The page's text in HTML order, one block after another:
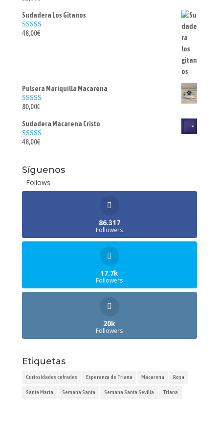
Sudadera Los Gitanos
Valorado con
48,00€
Pulsera Mariquilla Macarena
Valorado con
80,00€
Sudadera Macarena Cristo
Valorado con
48,00€
Síguenos
Follows
86.317
Followers
17.7k
Followers
20k
Followers
Etiquetas
Curiosidades cofrades Esperanza de Triana Macarena Rosa
Santa Marta Semana Santa Semana Santa Sevilla TrIana